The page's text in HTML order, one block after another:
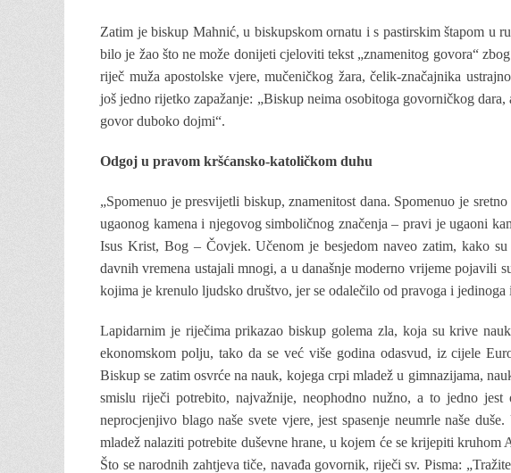
Zatim je biskup Mahnić, u biskupskom ornatu i s pastirskim štapom u
bilo je žao što ne može donijeti cjeloviti tekst „znamenitog govora“
riječ muža apostolske vjere, mučeničkog žara, čelik-značajnika
još jedno rijetko zapažanje: „Biskup neima osobitoga govorničkog
govor duboko dojmi“.
Odgoj u pravom kršćansko-katoličkom duhu
„Spomenuo je presvijetli biskup, znamenitost dana. Spomenuo je
ugaonog kamena i njegovog simboličnog značenja – pravi je ugaoni
Isus Krist, Bog – Čovjek. Učenom je besjedom naveo zatim, kako
davnih vremena ustajali mnogi, a u današnje moderno vrijeme pojavili
kojima je krenulo ljudsko društvo, jer se odalečilo od pravoga i jedinoga
Lapidarnim je riječima prikazao biskup golema zla, koja su krive
ekonomskom polju, tako da se već više godina odasvud, iz cijele
Biskup se zatim osvrće na nauk, kojega crpi mladež u gimnazijama,
smislu riječi potrebito, najvažnije, neophodno nužno, a to jedno
neprocjenjivo blago naše svete vjere, jest spasenje neumrle naše
mladež nalaziti potrebite duševne hrane, u kojem će se krijepiti kruhom
Što se narodnih zahtjeva tiče, navađa govornik, riječi sv. Pisma: